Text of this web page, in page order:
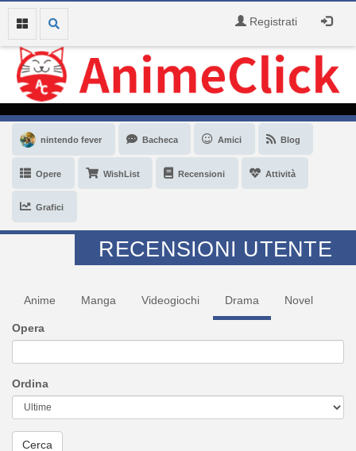
Registrati
nintendo fever Bacheca Amici Blog
Opere WishList Recensioni Attività
Grafici
RECENSIONI UTENTE
Anime Manga Videogiochi Drama Novel
Opera
Ordina
Cerca